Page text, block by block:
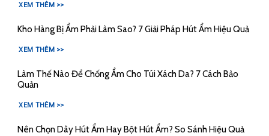
XEM THÊM >>
Kho Hàng Bị Ẩm Phải Làm Sao? 7 Giải Pháp Hút Ẩm Hiệu Quả
XEM THÊM >>
Làm Thế Nào Để Chống Ẩm Cho Túi Xách Da? 7 Cách Bảo
Quản
XEM THÊM >>
Nên Chọn Dây Hút Ẩm Hay Bột Hút Ẩm? So Sánh Hiệu Quả